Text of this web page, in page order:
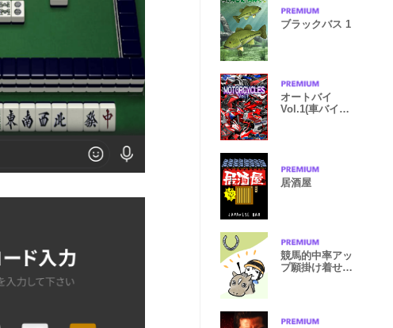
ブラックバス 1
オートバイ
Vol.1(車バイク
居酒屋
競馬的中率アッ
プ願掛け着せか